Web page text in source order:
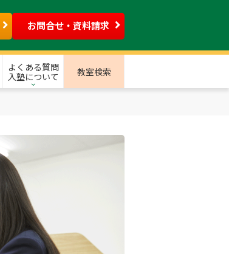
お問合せ・資料請求
よくある質問
入塾について
教室検索